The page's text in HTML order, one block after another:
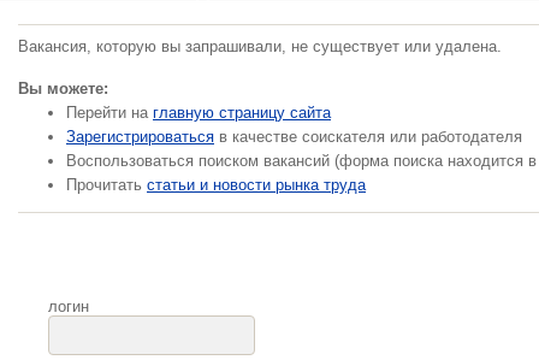
Вакансия, которую вы запрашивали, не существует или удалена.
Вы можете:
Перейти на главную страницу сайта
Зарегистрироваться в качестве соискателя или работодателя
Воспользоваться поиском вакансий (форма поиска находится
Прочитать статьи и новости рынка труда
логин